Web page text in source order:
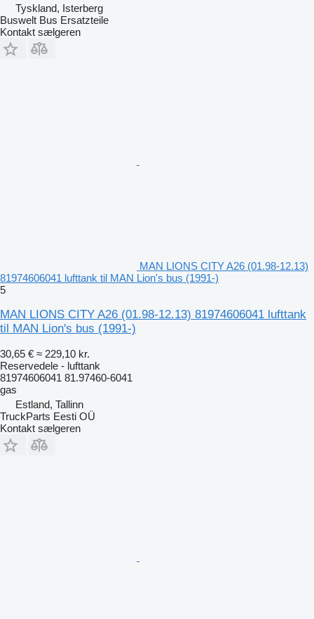
Tyskland, Isterberg
Buswelt Bus Ersatzteile
Kontakt sælgeren
MAN LIONS CITY A26 (01.98-12.13)
81974606041 lufttank til MAN Lion's bus (1991-)
5
MAN LIONS CITY A26 (01.98-12.13) 81974606041 lufttank
til MAN Lion's bus (1991-)
30,65 € ≈ 229,10 kr.
Reservedele - lufttank
81974606041 81.97460-6041
gas
Estland, Tallinn
TruckParts Eesti OÜ
Kontakt sælgeren